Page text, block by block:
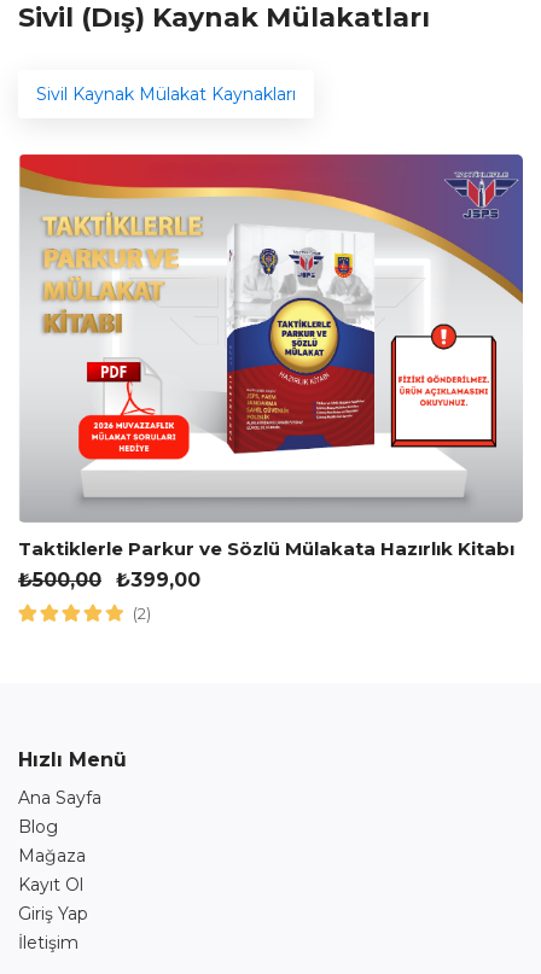
Sivil (Dış) Kaynak Mülakatları
Sivil Kaynak Mülakat Kaynakları
Taktiklerle Parkur ve Sözlü Mülakata Hazırlık Kitabı
₺500,00 ₺399,00
(2)
Hızlı Menü
Ana Sayfa
Blog
Mağaza
Kayıt Ol
Giriş Yap
İletişim